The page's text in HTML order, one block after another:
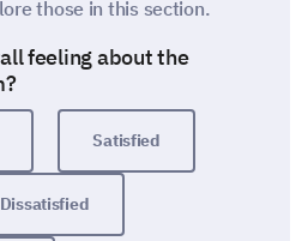
those in this section.
feeling about the
Satisfied
Dissatisfied